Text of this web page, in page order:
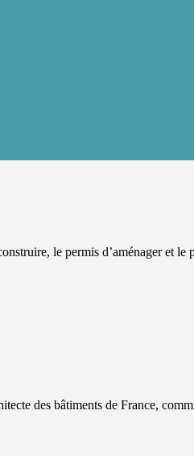
le permis d’aménager et le
des bâtiments de France,